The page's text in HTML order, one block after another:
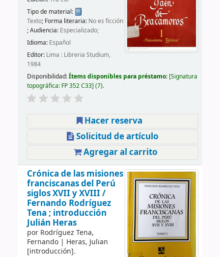
Tipo de material:
Texto; Forma literaria: No es ficción
; Audiencia: Especializado;
Idioma: Español
Editor: Lima : Libreria Studium,
1984
Disponibilidad:Ítems disponibles para préstamo: Signatura
topográfica: FP 352 C33 (7).
Hacer reserva
Solicitud de artículo
Agregar al carrito
Crónica de las misiones
franciscanas del Perú
siglos XVII y XVIII /
Fernando Rodríguez
Tena ; introducción
Julián Heras
por Rodríguez Tena,
Fernando| Heras, Julian
[introducción].